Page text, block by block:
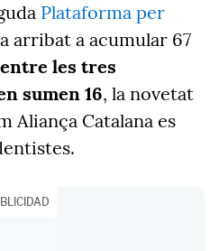
Plataforma per
arribat a acumular 67
entre les tres
sumen 16, la novetat
Aliança Catalana es